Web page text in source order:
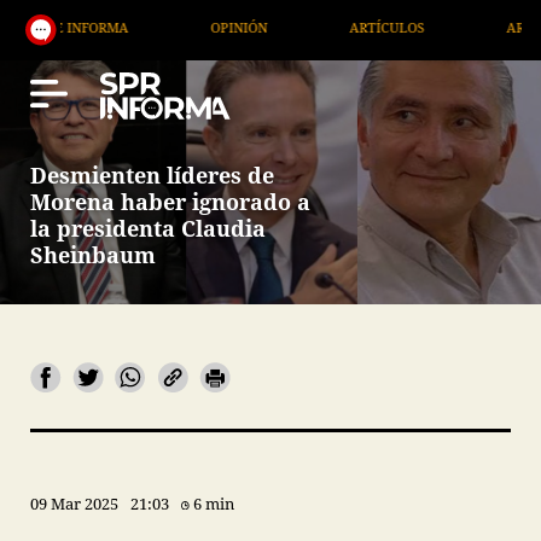
ARTE /
Desmienten líderes de
Morena haber ignorado a
la presidenta Claudia
Sheinbaum
09 Mar 2025 21:03 6 min